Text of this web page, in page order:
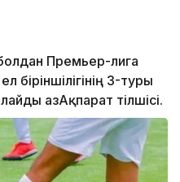
Премьер-лига
біріншілігінің 3-туры
ҚазАқпарат тілшісі.